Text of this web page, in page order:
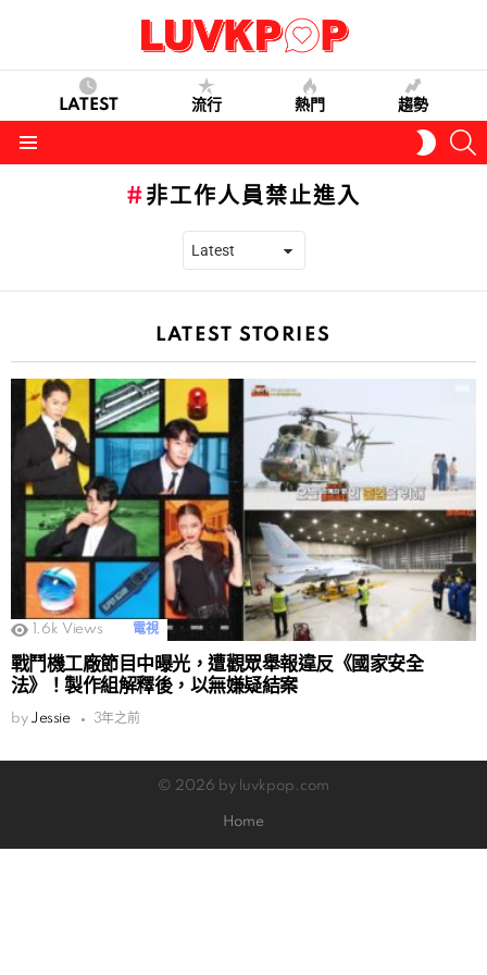
LATEST 流行 熱門 趨勢
SKIN
非工作人員禁止進入
LATEST STORIES
1.6k Views 電視
戰鬥機工廠節目中曝光，遭觀眾舉報違反《國家安全
法》！製作組解釋後，以無嫌疑結案
by Jessie 3年之前
© 2026 by luvkpop.com
Home